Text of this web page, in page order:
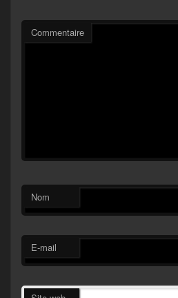
Commentaire
Nom
E-mail